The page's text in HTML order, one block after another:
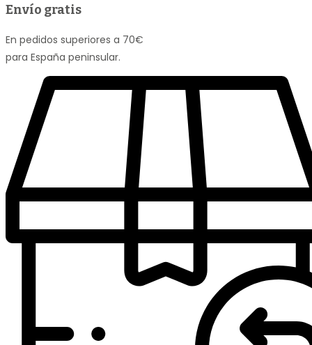
Envío gratis
En pedidos superiores a 70€
para España peninsular.